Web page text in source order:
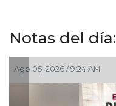
Notas del día: